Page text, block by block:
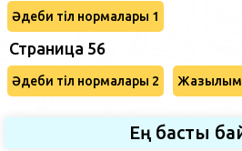
Әдеби тіл нормалары 1
Страница 56
Әдеби тіл нормалары 2 Жазылым
Ең басты